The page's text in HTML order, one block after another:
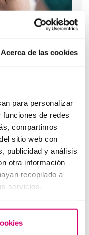
Acerca de las cookies
para personalizar
de redes
compartimos
sitio web con
publicidad y análisis
otra información
recopilado a
servicios.
avec un test de